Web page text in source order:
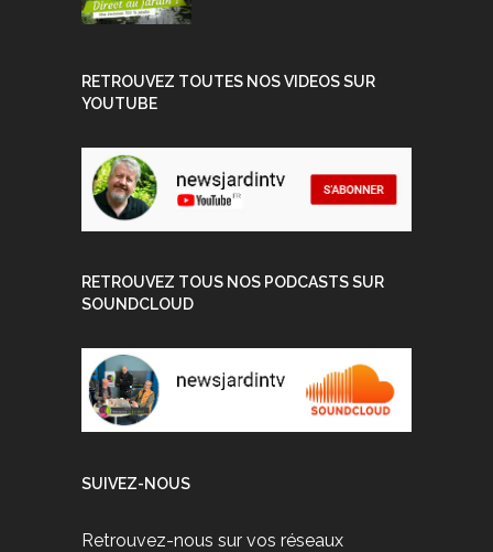
RETROUVEZ TOUTES NOS VIDEOS SUR
YOUTUBE
RETROUVEZ TOUS NOS PODCASTS SUR
SOUNDCLOUD
SUIVEZ-NOUS
Retrouvez-nous sur vos réseaux